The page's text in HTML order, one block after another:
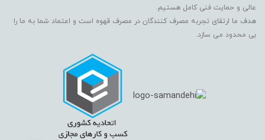
عالی و حمایت فنی کامل هستیم.
هدف ما ارتقای تجربه مصرف کنندگان در مصرف قهوه است و اعتماد شما به ما را
بی محدود می سازد.